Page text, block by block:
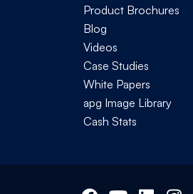
Product Brochures
Blog
Videos
Case Studies
White Papers
apg Image Library
Cash Stats